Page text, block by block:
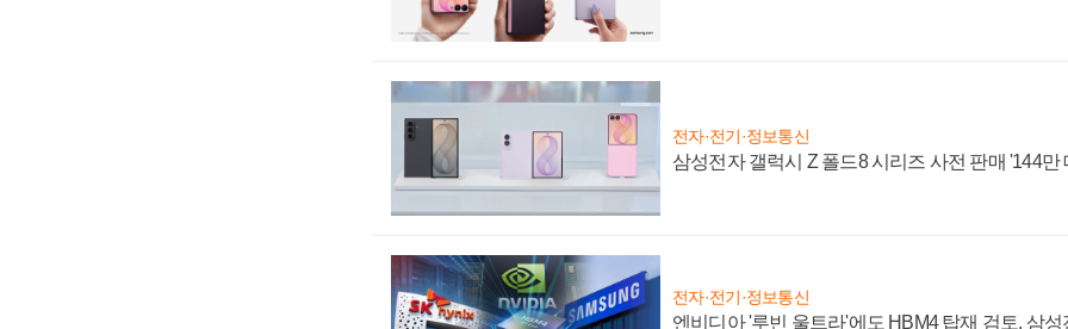
전자·전기·정보통신
삼성전자 갤럭시 Z 폴드8 시리즈 사전 판매 '144만
전자·전기·정보통신
엔비디아 '루빈 울트라'에도 HBM4 탑재 검토, 삼성